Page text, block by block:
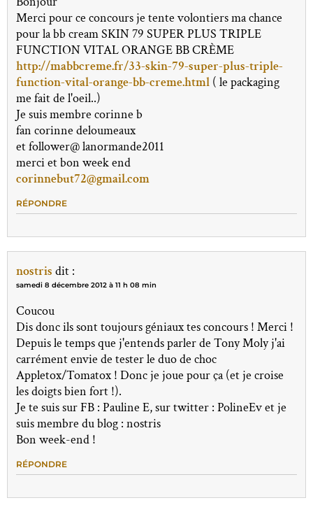
Merci pour ce concours je tente volontiers ma chance
pour la bb cream SKIN 79 SUPER PLUS TRIPLE
FUNCTION VITAL ORANGE BB CRÈME
http://mabbcreme.fr/33-skin-79-super-plus-triple-
function-vital-orange-bb-creme.html ( le packaging
me fait de l'oeil..)
Je suis membre corinne b
fan corinne deloumeaux
et follower@ lanormande2011
merci et bon week end
corinnebut72@gmail.com
RÉPONDRE
nostris dit :
samedi 8 décembre 2012 à 11 h 08 min
Coucou
Dis donc ils sont toujours géniaux tes concours ! Merci !
Depuis le temps que j'entends parler de Tony Moly j'ai
carrément envie de tester le duo de choc
Appletox/Tomatox ! Donc je joue pour ça (et je croise
les doigts bien fort !).
Je te suis sur FB : Pauline E, sur twitter : PolineEv et je
suis membre du blog : nostris
Bon week-end !
RÉPONDRE